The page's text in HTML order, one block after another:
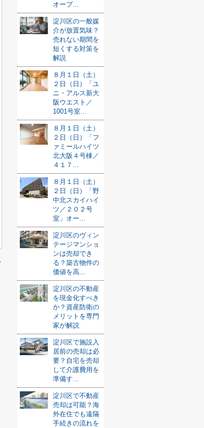
オープ...
淀川区の一般媒
介が放置気味？
売れない期間を
短くする対策を
解説
８月１日（土）
２日（日）「ユ
ニ・アルス新大
阪ウエスト／
1001号室...
８月１日（土）
２日（日）「フ
ァミールハイツ
北大阪４号棟／
４１７...
８月１日（土）
２日（日）「野
中北スカイハイ
ツ／２０２号
室」オー...
淀川区のヴィン
テージマンショ
ンは売却でき
る？築古物件の
価値を高...
淀川区の不動産
を現金化すべき
か？資産防衛の
メリットを専門
家が解説
淀川区で施設入
居前の売却は必
要？自宅を売却
して介護費用を
準備す...
淀川区で不動産
売却は可能？海
外在住でも遠隔
手続きの流れを